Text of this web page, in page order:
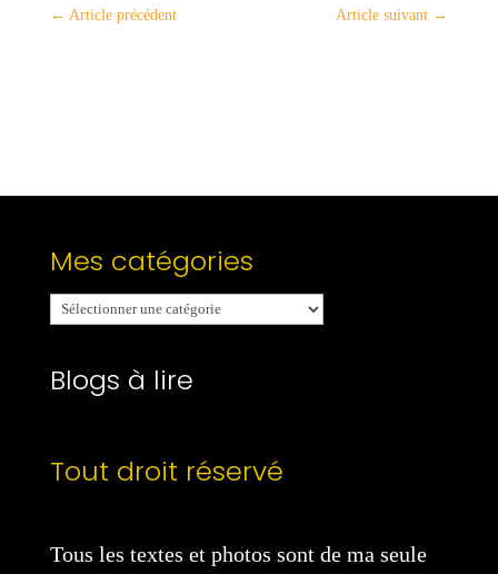
← Article précédent Article suivant →
Mes catégories
Mes
catégories
Blogs à lire
Tout droit réservé
Tous les textes et photos sont de ma seule